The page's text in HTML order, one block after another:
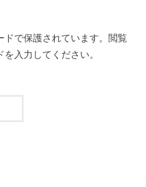
ドで保護されています。閲覧
入力してください。